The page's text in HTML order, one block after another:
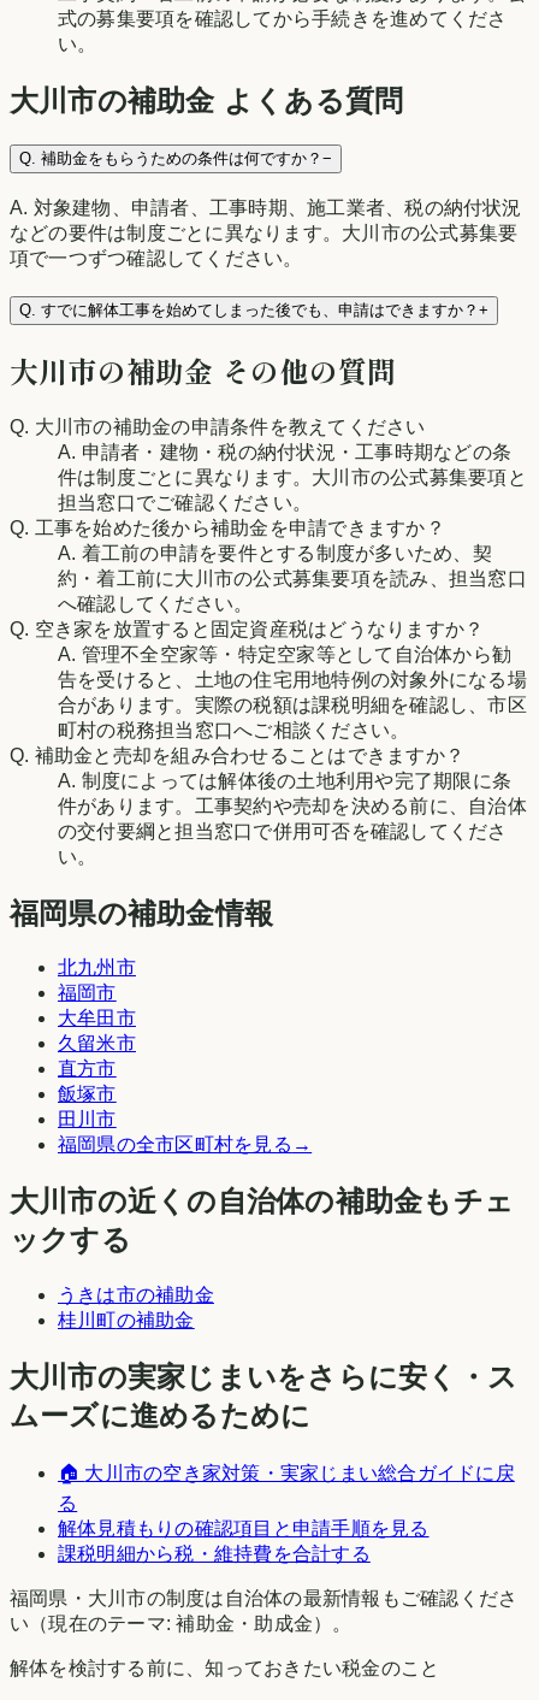
式の募集要項を確認してから手続きを進めてくださ
い。
大川市の補助金 よくある質問
Q. 補助金をもらうための条件は何ですか？ −
A. 対象建物、申請者、工事時期、施工業者、税の納付状況
などの要件は制度ごとに異なります。大川市の公式募集要
項で一つずつ確認してください。
Q. すでに解体工事を始めてしまった後でも、申請はできますか？ +
大川市の補助金 その他の質問
Q. 大川市の補助金の申請条件を教えてください
A. 申請者・建物・税の納付状況・工事時期などの条
件は制度ごとに異なります。大川市の公式募集要項と
担当窓口でご確認ください。
Q. 工事を始めた後から補助金を申請できますか？
A. 着工前の申請を要件とする制度が多いため、契
約・着工前に大川市の公式募集要項を読み、担当窓口
へ確認してください。
Q. 空き家を放置すると固定資産税はどうなりますか？
A. 管理不全空家等・特定空家等として自治体から勧
告を受けると、土地の住宅用地特例の対象外になる場
合があります。実際の税額は課税明細を確認し、市区
町村の税務担当窓口へご相談ください。
Q. 補助金と売却を組み合わせることはできますか？
A. 制度によっては解体後の土地利用や完了期限に条
件があります。工事契約や売却を決める前に、自治体
の交付要綱と担当窓口で併用可否を確認してくださ
い。
福岡県の補助金情報
北九州市
福岡市
大牟田市
久留米市
直方市
飯塚市
田川市
福岡県の全市区町村を見る →
大川市の近くの自治体の補助金もチェ
ックする
うきは市の補助金
桂川町の補助金
大川市の実家じまいをさらに安く・ス
ムーズに進めるために
🏠 大川市の空き家対策・実家じまい総合ガイドに戻
る
解体見積もりの確認項目と申請手順を見る
課税明細から税・維持費を合計する
福岡県 ・ 大川市の制度は自治体の最新情報もご確認くださ
い（現在のテーマ:補助金・助成金）。
解体を検討する前に、知っておきたい税金のこと